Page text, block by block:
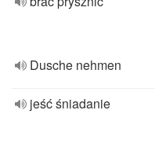
Dusche nehmen
jeść śniadanie